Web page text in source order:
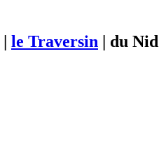
| le Traversin | du Nid